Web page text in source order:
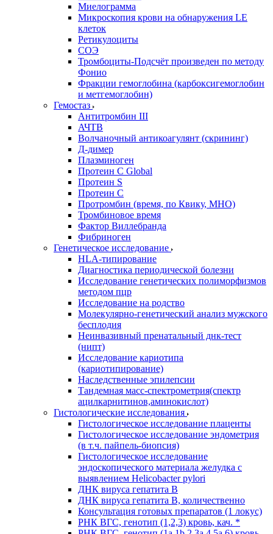
Миелограмма
Микроскопия крови на обнаружения LE
клеток
Ретикулоциты
СОЭ
Тромбоциты-Подсчёт произведен по методу
Фонио
Фракции гемоглобина (карбоксигемоглобин
и метгемоглобин)
Гемостаз
Антитромбин III
АЧТВ
Волчаночный антикоагулянт (скрининг)
Д-димер
Плазминоген
Протеин C Global
Протеин S
Протеин С
Протромбин (время, по Квику, МНО)
Тромбиновое время
Фактор Виллебранда
Фибриноген
Генетическое исследование
HLA-типирование
Диагностика периодической болезни
Исследование генетических полиморфизмов
методом пцр
Исследование на родство
Молекулярно-генетический анализ мужского
бесплодия
Неинвазивный пренатальный днк-тест
(нипт)
Исследование кариотипа
(кариотипирование)
Наследственные эпилепсии
Тандемная масс-спектрометрия(спектр
ацилкарнитинов,аминокислот)
Гистологические исследования
Гистологическое исследование плаценты
Гистологическое исследование эндометрия
(в т.ч. пайпель-биопсия)
Гистологическое исследование
эндоскопического материала желудка с
выявлением Helicobacter pylori
ДНК вируса гепатита B
ДНК вируса гепатита B, количественно
Консультация готовых препаратов (1 локус)
РНК ВГC, генотип (1,2,3) кровь, кач. *